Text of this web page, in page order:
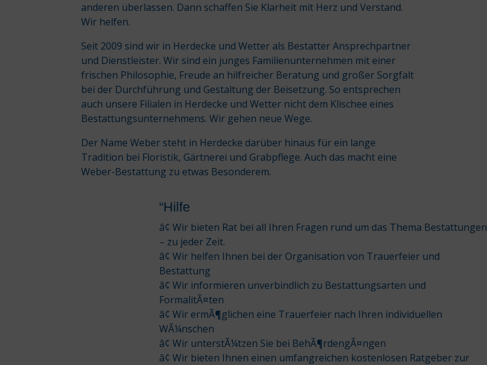
anderen überlassen. Dann schaffen Sie Klarheit mit Herz und Verstand.
Wir helfen.
Seit 2009 sind wir in Herdecke und Wetter als Bestatter Ansprechpartner
und Dienstleister. Wir sind ein junges Familienunternehmen mit einer
frischen Philosophie, Freude an hilfreicher Beratung und großer Sorgfalt
bei der Durchführung und Gestaltung der Beisetzung. So entsprechen
auch unsere Filialen in Herdecke und Wetter nicht dem Klischee eines
Bestattungsunternehmens. Wir gehen neue Wege.
Der Name Weber steht in Herdecke darüber hinaus für ein lange
Tradition bei Floristik, Gärtnerei und Grabpflege. Auch das macht eine
Weber-Bestattung zu etwas Besonderem.
“Hilfe
â¢ Wir bieten Rat bei all Ihren Fragen rund um das Thema Bestattungen
– zu jeder Zeit.
â¢ Wir helfen Ihnen bei der Organisation von Trauerfeier und
Bestattung
â¢ Wir informieren unverbindlich zu Bestattungsarten und
FormalitÃ¤ten
â¢ Wir ermÃ¶glichen eine Trauerfeier nach Ihren individuellen
WÃ¼nschen
â¢ Wir unterstÃ¼tzen Sie bei BehÃ¶rdengÃ¤ngen
â¢ Wir bieten Ihnen einen umfangreichen kostenlosen Ratgeber zur